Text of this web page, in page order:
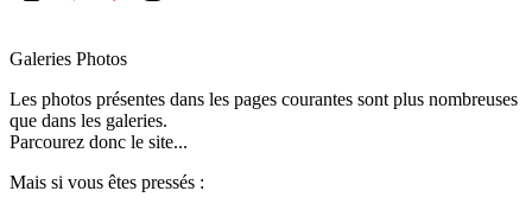
Galeries Photos
Les photos présentes dans les pages courantes sont plus nombreuses
que dans les galeries.
Parcourez donc le site...
Mais si vous êtes pressés :